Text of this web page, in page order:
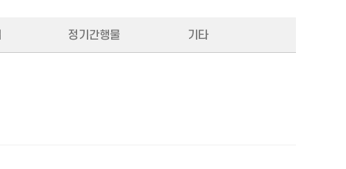
정기간행물 기타